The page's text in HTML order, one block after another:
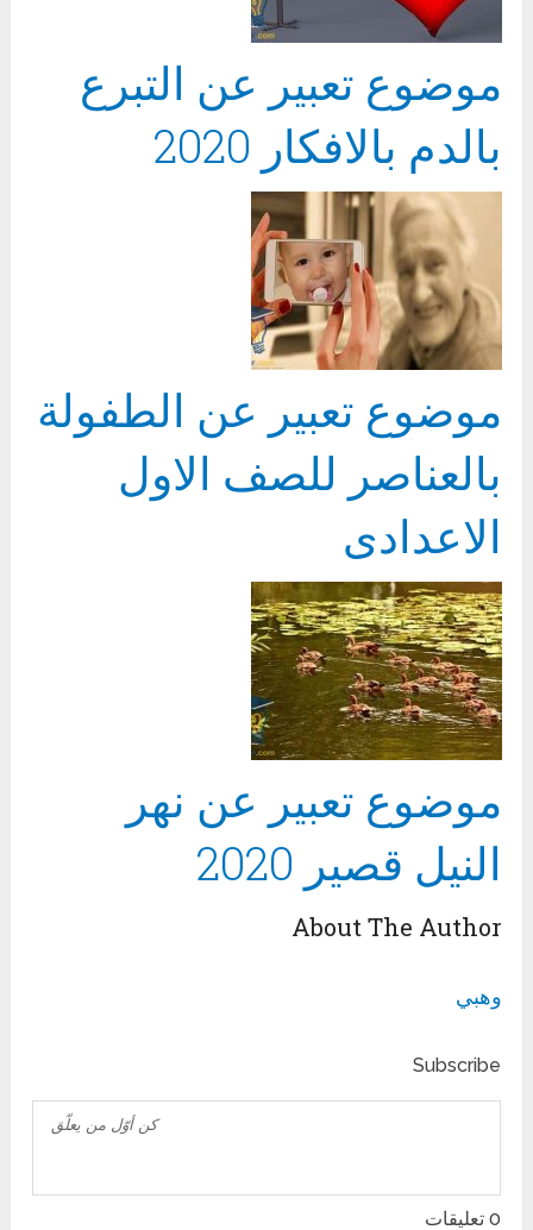
موضوع تعبير عن التبرع
بالدم بالافكار 2020
موضوع تعبير عن الطفولة
بالعناصر للصف الاول
الاعدادى
موضوع تعبير عن نهر
النيل قصير 2020
About The Author
وهبي
Subscribe
0 تعليقات